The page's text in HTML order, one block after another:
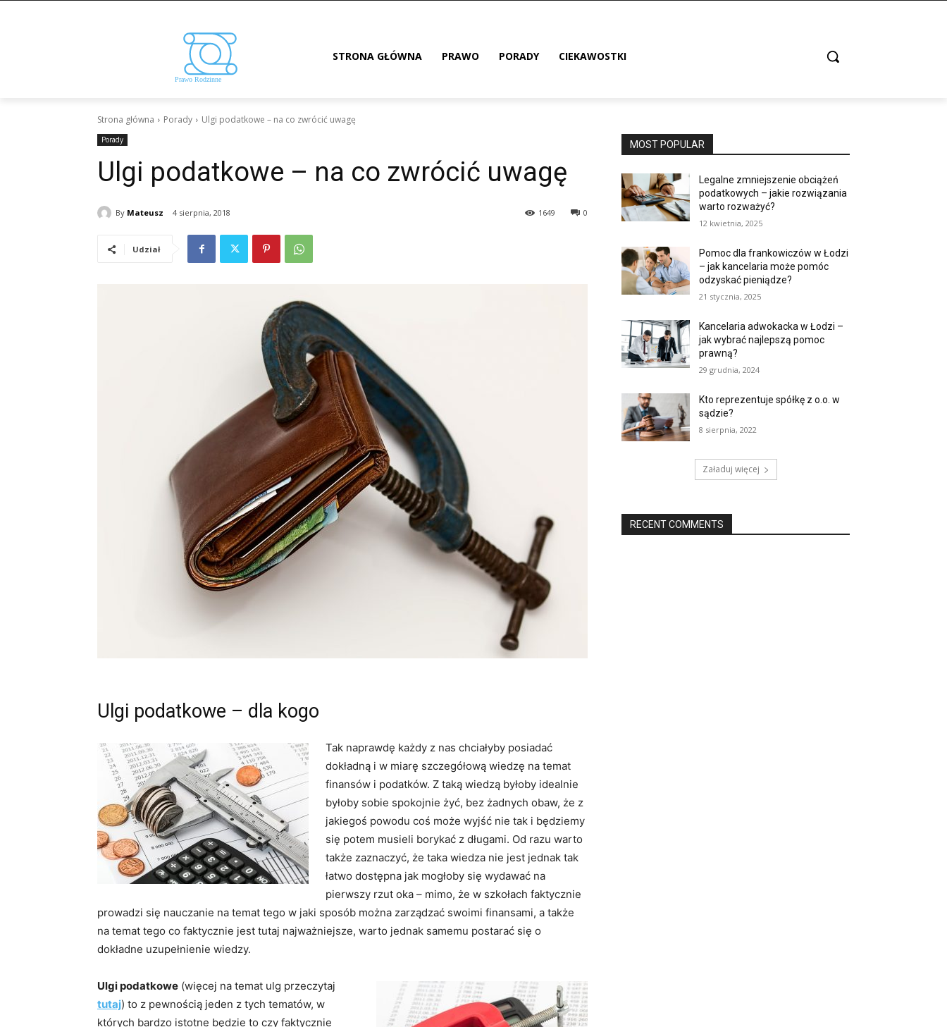
STRONA GŁÓWNA PRAWO PORADY CIEKAWOSTKI
Strona główna Porady Ulgi podatkowe – na co zwrócić uwagę
Porady
Ulgi podatkowe – na co zwrócić uwagę
By Mateusz 4 sierpnia, 2018 0
1649
Udział
Ulgi podatkowe – dla kogo
Tak naprawdę każdy z nas chciałyby posiadać
dokładną i w miarę szczegółową wiedzę na temat
finansów i podatków. Z taką wiedzą byłoby idealnie
byłoby sobie spokojnie żyć, bez żadnych obaw, że z
jakiegoś powodu coś może wyjść nie tak i będziemy
się potem musieli borykać z długami. Od razu warto
także zaznaczyć, że taka wiedza nie jest jednak tak
łatwo dostępna jak mogłoby się wydawać na
pierwszy rzut oka – mimo, że w szkołach faktycznie
prowadzi się nauczanie na temat tego w jaki sposób można zarządzać swoimi finansami, a także
na temat tego co faktycznie jest tutaj najważniejsze, warto jednak samemu postarać się o
dokładne uzupełnienie wiedzy.
Ulgi podatkowe (więcej na temat ulg przeczytaj
tutaj) to z pewnością jeden z tych tematów, w
których bardzo istotne będzie to czy faktycznie
MOST POPULAR
Legalne zmniejszenie obciążeń
podatkowych – jakie rozwiązania
warto rozważyć?
12 kwietnia, 2025
Pomoc dla frankowiczów w Łodzi
– jak kancelaria może pomóc
odzyskać pieniądze?
21 stycznia, 2025
Kancelaria adwokacka w Łodzi –
jak wybrać najlepszą pomoc
prawną?
29 grudnia, 2024
Kto reprezentuje spółkę z o.o. w
sądzie?
8 sierpnia, 2022
Załaduj więcej
RECENT COMMENTS